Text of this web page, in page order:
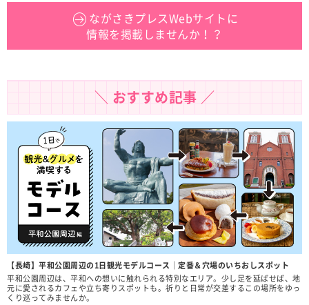
ながさきプレスWebサイトに
情報を掲載しませんか！？
＼ おすすめ記事 ／
【長崎】平和公園周辺の1日観光モデルコース｜定番＆穴場のいちおしスポット
平和公園周辺は、平和への想いに触れられる特別なエリア。少し足を延ばせば、地
元に愛されるカフェや立ち寄りスポットも。祈りと日常が交差するこの場所をゆっ
くり巡ってみませんか。